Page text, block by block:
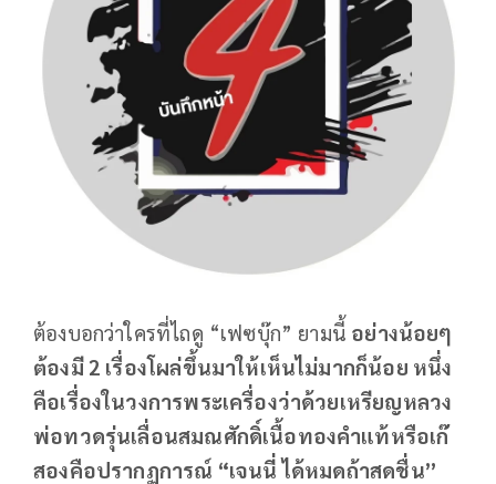
ต้องบอกว่าใครที่ไถดู “เฟซบุ๊ก” ยามนี้ อย่างน้อยๆ
ต้องมี 2 เรื่องโผล่ขึ้นมาให้เห็นไม่มากก็น้อย หนึ่ง
คือเรื่องในวงการพระเครื่องว่าด้วยเหรียญหลวง
พ่อทวดรุ่นเลื่อนสมณศักดิ์เนื้อทองคำแท้หรือเก๊
สองคือปรากฏการณ์ “เจนนี่ ได้หมดถ้าสดชื่น”